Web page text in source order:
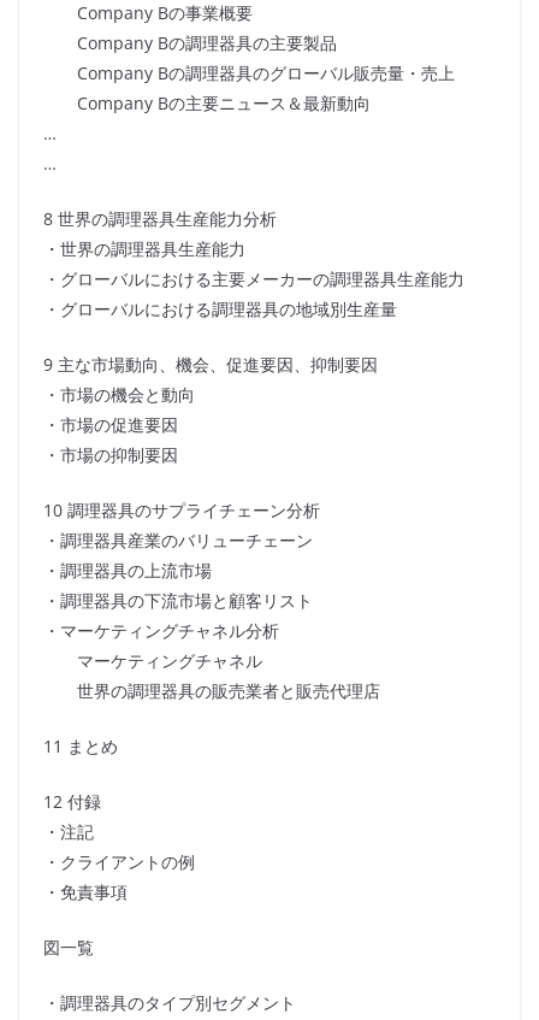
Company Bの事業概要
Company Bの調理器具の主要製品
Company Bの調理器具のグローバル販売量・売上
Company Bの主要ニュース＆最新動向
…
…
8 世界の調理器具生産能力分析
・世界の調理器具生産能力
・グローバルにおける主要メーカーの調理器具生産能力
・グローバルにおける調理器具の地域別生産量
9 主な市場動向、機会、促進要因、抑制要因
・市場の機会と動向
・市場の促進要因
・市場の抑制要因
10 調理器具のサプライチェーン分析
・調理器具産業のバリューチェーン
・調理器具の上流市場
・調理器具の下流市場と顧客リスト
・マーケティングチャネル分析
マーケティングチャネル
世界の調理器具の販売業者と販売代理店
11 まとめ
12 付録
・注記
・クライアントの例
・免責事項
図一覧
・調理器具のタイプ別セグメント